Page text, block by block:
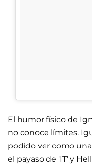
El humor físico de
no conoce límites.
podido ver como
el payaso de 'IT' y